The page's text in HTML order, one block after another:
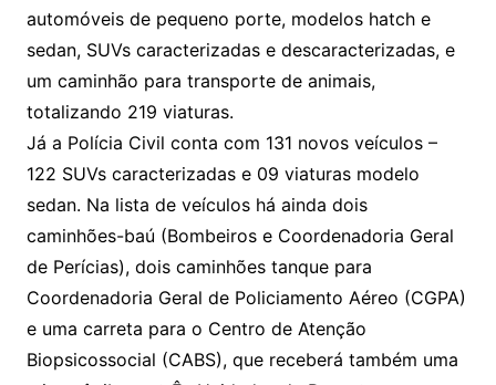
automóveis de pequeno porte, modelos hatch e
sedan, SUVs caracterizadas e descaracterizadas, e
um caminhão para transporte de animais,
totalizando 219 viaturas.
Já a Polícia Civil conta com 131 novos veículos –
122 SUVs caracterizadas e 09 viaturas modelo
sedan. Na lista de veículos há ainda dois
caminhões-baú (Bombeiros e Coordenadoria Geral
de Perícias), dois caminhões tanque para
Coordenadoria Geral de Policiamento Aéreo (CGPA)
e uma carreta para o Centro de Atenção
Biopsicossocial (CABS), que receberá também uma